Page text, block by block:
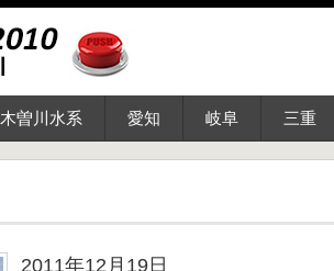
木曽川水系 愛知 岐阜 三重
2011年12月19日